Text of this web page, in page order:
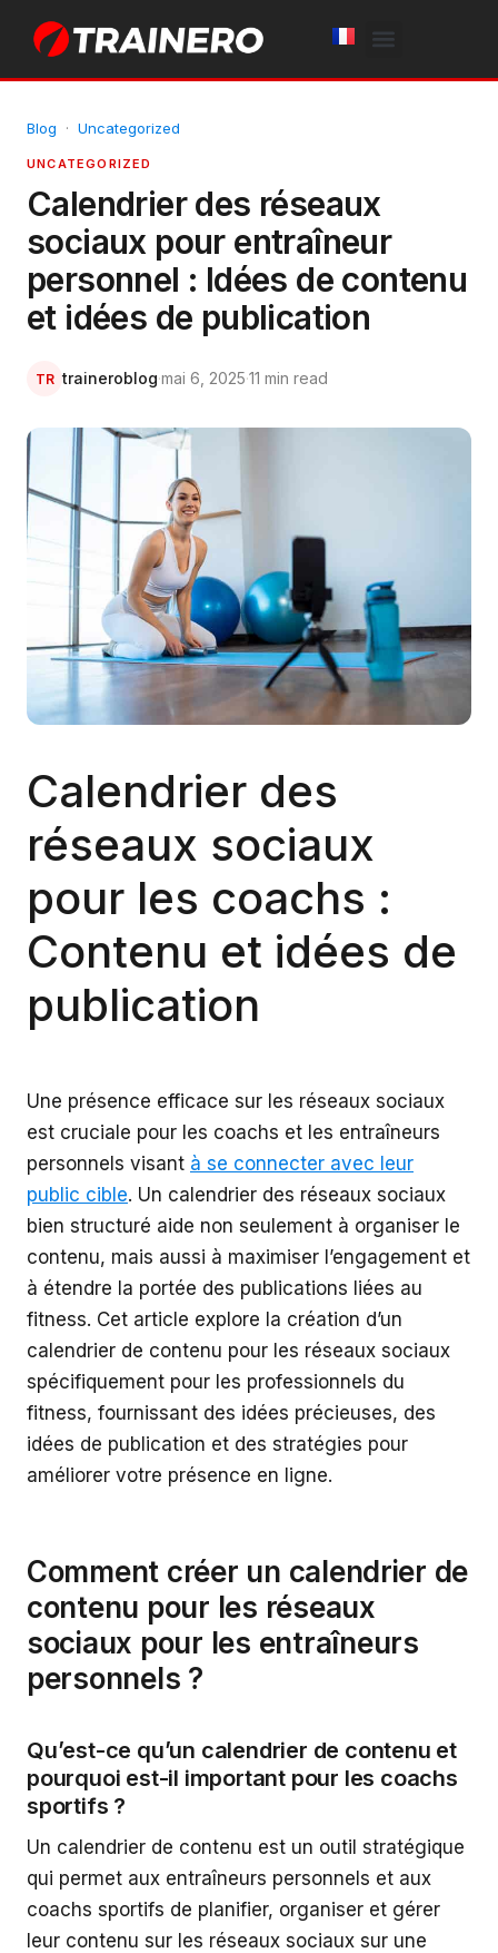
Blog · Uncategorized
UNCATEGORIZED
Calendrier des réseaux
sociaux pour entraîneur
personnel : Idées de contenu
et idées de publication
TR traineroblog·mai 6, 2025·11 min read
Calendrier des
réseaux sociaux
pour les coachs :
Contenu et idées de
publication
Une présence efficace sur les réseaux sociaux
est cruciale pour les coachs et les entraîneurs
personnels visant à se connecter avec leur
public cible. Un calendrier des réseaux sociaux
bien structuré aide non seulement à organiser le
contenu, mais aussi à maximiser l’engagement et
à étendre la portée des publications liées au
fitness. Cet article explore la création d’un
calendrier de contenu pour les réseaux sociaux
spécifiquement pour les professionnels du
fitness, fournissant des idées précieuses, des
idées de publication et des stratégies pour
améliorer votre présence en ligne.
Comment créer un calendrier de
contenu pour les réseaux
sociaux pour les entraîneurs
personnels ?
Qu’est-ce qu’un calendrier de contenu et
pourquoi est-il important pour les coachs
sportifs ?
Un calendrier de contenu est un outil stratégique
qui permet aux entraîneurs personnels et aux
coachs sportifs de planifier, organiser et gérer
leur contenu sur les réseaux sociaux sur une